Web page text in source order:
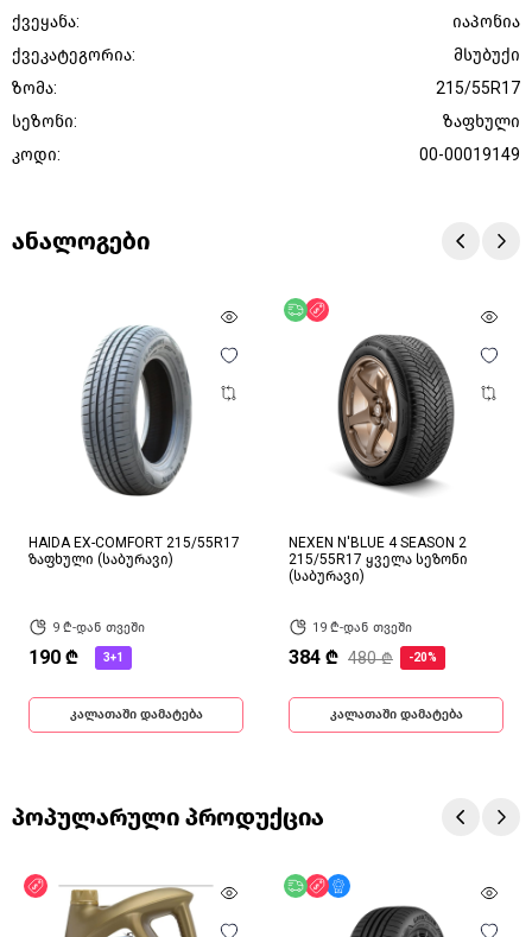
ქვეყანა:
იაპონია
ქვეკატეგორია:
მსუბუქი
ზომა:
215/55R17
სეზონი:
ზაფხული
კოდი:
00-00019149
ანალოგები
HAIDA EX-COMFORT 215/55R17
ზაფხული (საბურავი)
9 ₾-დან თვეში
190 ₾ 3+1
კალათაში დამატება
უფასო მიწოდება
NEXEN N'BLUE 4 SEASON 2
215/55R17 ყველა სეზონი
(საბურავი)
19 ₾-დან თვეში
384 ₾ 480 ₾ -20%
კალათაში დამატება
პოპულარული პროდუქცია
ფასდაკლება უფასო მიწოდება
ფასდაკლება